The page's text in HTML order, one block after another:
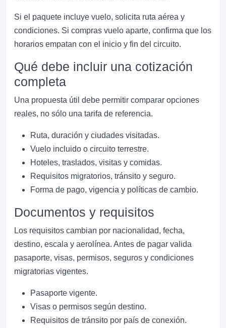
Si el paquete incluye vuelo, solicita ruta aérea y
condiciones. Si compras vuelo aparte, confirma que los
horarios empatan con el inicio y fin del circuito.
Qué debe incluir una cotización
completa
Una propuesta útil debe permitir comparar opciones
reales, no sólo una tarifa de referencia.
Ruta, duración y ciudades visitadas.
Vuelo incluido o circuito terrestre.
Hoteles, traslados, visitas y comidas.
Requisitos migratorios, tránsito y seguro.
Forma de pago, vigencia y políticas de cambio.
Documentos y requisitos
Los requisitos cambian por nacionalidad, fecha,
destino, escala y aerolínea. Antes de pagar valida
pasaporte, visas, permisos, seguros y condiciones
migratorias vigentes.
Pasaporte vigente.
Visas o permisos según destino.
Requisitos de tránsito por país de conexión.